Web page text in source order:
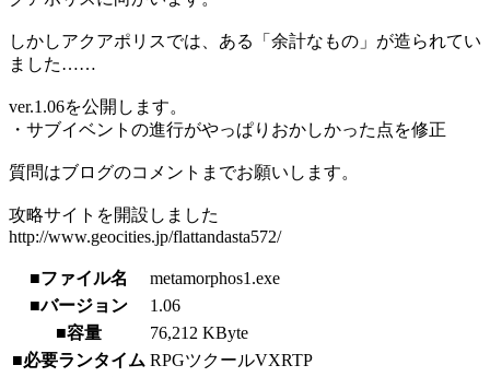
しかしアクアポリスでは、ある「余計なもの」が造られてい
ました……
ver.1.06を公開します。
・サブイベントの進行がやっぱりおかしかった点を修正
質問はブログのコメントまでお願いします。
攻略サイトを開設しました
http://www.geocities.jp/flattandasta572/
■ファイル名
metamorphos1.exe
■バージョン
1.06
■容量
76,212 KByte
■必要ランタイム RPGツクールVXRTP